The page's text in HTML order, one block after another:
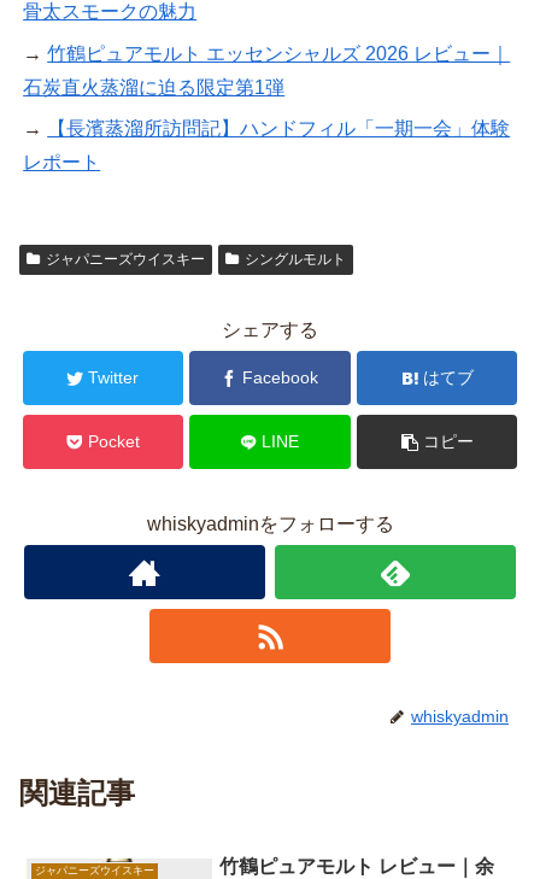
骨太スモークの魅力
→竹鶴ピュアモルト エッセンシャルズ 2026 レビュー｜
石炭直火蒸溜に迫る限定第1弾
→
【長濱蒸溜所訪問記】ハンドフィル「一期一会」体験
レポート
ジャパニーズウイスキー シングルモルト
シェアする
Twitter Facebook はてブ
Pocket LINE コピー
whiskyadminをフォローする
whiskyadmin
関連記事
ジャパニーズウイスキー
竹鶴ピュアモルト レビュー｜余